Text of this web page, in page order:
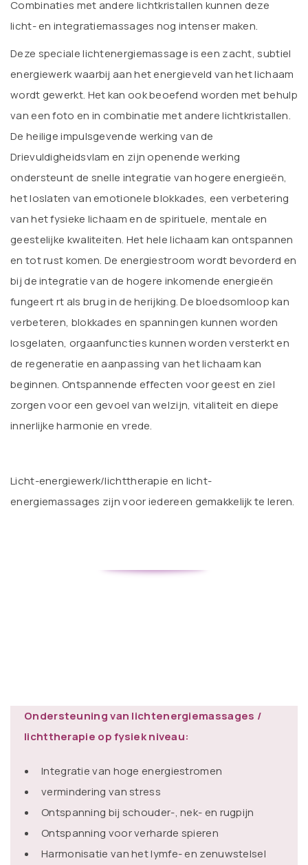
Combinaties met andere lichtkristallen kunnen deze
licht- en integratiemassages nog intenser maken.
Deze speciale lichtenergiemassage is een zacht, subtiel
energiewerk waarbij aan het energieveld van het lichaam
wordt gewerkt. Het kan ook beoefend worden met behulp
van een foto en in combinatie met andere lichtkristallen.
De heilige impulsgevende werking van de
Drievuldigheidsvlam en zijn openende werking
ondersteunt de snelle integratie van hogere energieën,
het loslaten van emotionele blokkades, een verbetering
van het fysieke lichaam en de spirituele, mentale en
geestelijke kwaliteiten. Het hele lichaam kan ontspannen
en tot rust komen. De energiestroom wordt bevorderd en
bij de integratie van de hogere inkomende energieën
fungeert rt als brug in de herijking. De bloedsomloop kan
verbeteren, blokkades en spanningen kunnen worden
losgelaten, orgaanfuncties kunnen worden versterkt en
de regeneratie en aanpassing van het lichaam kan
beginnen. Ontspannende effecten voor geest en ziel
zorgen voor een gevoel van welzijn, vitaliteit en diepe
innerlijke harmonie en vrede.
Licht-energiewerk/lichttherapie en licht-
energiemassages zijn voor iedereen gemakkelijk te leren.
Ondersteuning van lichtenergiemassages /
lichttherapie op fysiek niveau:
Integratie van hoge energiestromen
vermindering van stress
Ontspanning bij schouder-, nek- en rugpijn
Ontspanning voor verharde spieren
Harmonisatie van het lymfe- en zenuwstelsel